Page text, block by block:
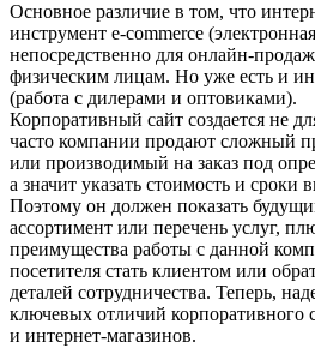
Основное различие в том, что
инструмент e-commerce
непосредственно для онлайн-
физическим лицам. Но уже есть и
(работа с дилерами и оптовиками).
Корпоративный сайт создается не
часто компании продают сложный
или производимый на заказ под
а значит указать стоимость и
Поэтому он должен показать
ассортимент или перечень услуг,
преимущества работы с данной
посетителя стать клиентом или
деталей сотрудничества. Теперь,
ключевых отличий корпоративного
и интернет-магазинов.